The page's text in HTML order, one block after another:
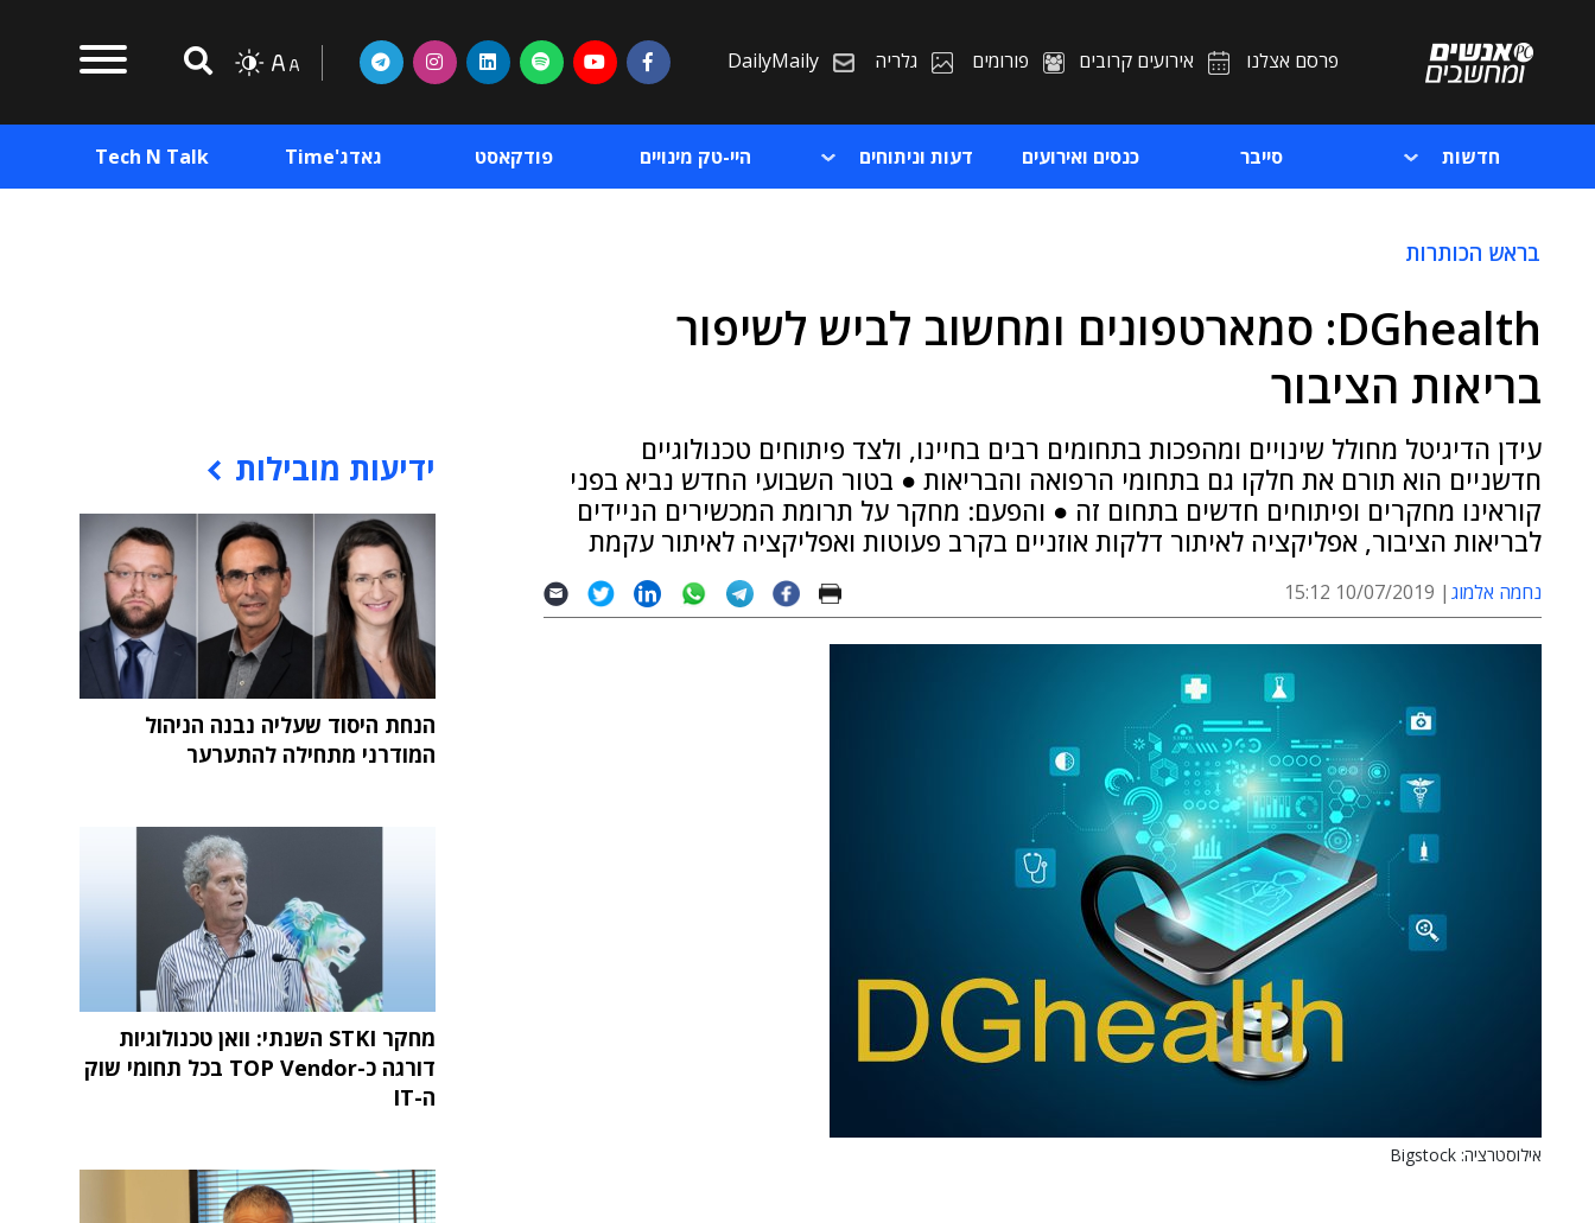
פרסם אצלנו אירועים קרובים פורומים גלריה DailyMaily
חדשות סייבר כנסים ואירועים דעות וניתוחים היי-טק מינויים פודקאסט גאדג'Time Tech N Talk
בראש הכותרות
DGhealth: סמארטפונים ומחשוב לביש לשיפור
בריאות הציבור
עידן הדיגיטל מחולל שינויים ומהפכות בתחומים רבים בחיינו, ולצד פיתוחים טכנולוגיים
חדשניים הוא תורם את חלקו גם בתחומי הרפואה והבריאות ● בטור השבועי החדש נביא בפני
קוראינו מחקרים ופיתוחים חדשים בתחום זה ● והפעם: מחקר על תרומת המכשירים הניידים
לבריאות הציבור, אפליקציה לאיתור דלקות אוזניים בקרב פעוטות ואפליקציה לאיתור עקמת
נחמה אלמוג 10/07/2019 15:12
אילוסטרציה: Bigstock
ידיעות מובילות
הנחת היסוד שעליה נבנה הניהול
המודרני מתחילה להתערער
מחקר STKI השנתי: וואן טכנולוגיות
דורגה כ-TOP Vendor בכל תחומי שוק
ה-IT